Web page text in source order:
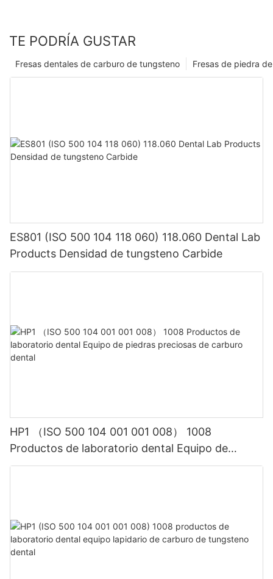
TE PODRÍA GUSTAR
Fresas de piedra
Fresas dentales de carburo de tungsteno
ES801 (ISO 500 104 118 060) 118.060 Dental Lab
Products Densidad de tungsteno Carbide
HP1 （ISO 500 104 001 001 008） 1008
Productos de laboratorio dental Equipo de
piedras preciosas de carburo dental